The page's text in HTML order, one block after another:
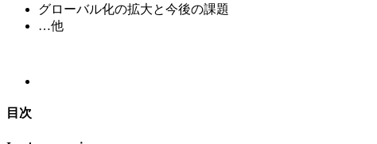
グローバル化の拡大と今後の課題
…他
目次